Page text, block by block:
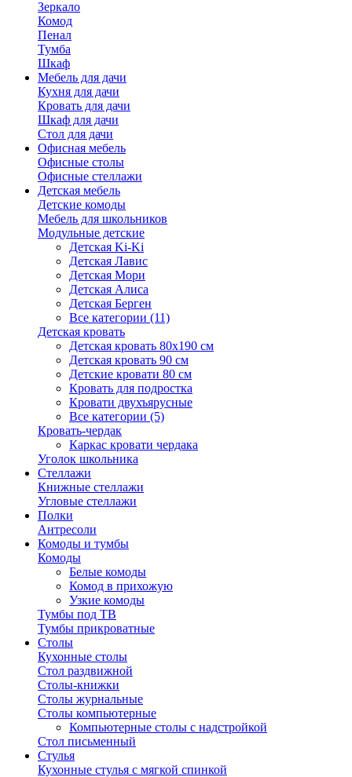
Зеркало
Комод
Пенал
Тумба
Шкаф
Мебель для дачи
Кухня для дачи
Кровать для дачи
Шкаф для дачи
Стол для дачи
Офисная мебель
Офисные столы
Офисные стеллажи
Детская мебель
Детские комоды
Мебель для школьников
Модульные детские
Детская Ki-Ki
Детская Лавис
Детская Мори
Детская Алиса
Детская Берген
Все категории (11)
Детская кровать
Детская кровать 80х190 см
Детская кровать 90 см
Детские кровати 80 см
Кровать для подростка
Кровати двухъярусные
Все категории (5)
Кровать-чердак
Каркас кровати чердака
Уголок школьника
Стеллажи
Книжные стеллажи
Угловые стеллажи
Полки
Антресоли
Комоды и тумбы
Комоды
Белые комоды
Комод в прихожую
Узкие комоды
Тумбы под ТВ
Тумбы прикроватные
Столы
Кухонные столы
Стол раздвижной
Столы-книжки
Столы журнальные
Столы компьютерные
Компьютерные столы с надстройкой
Стол письменный
Стулья
Кухонные стулья с мягкой спинкой